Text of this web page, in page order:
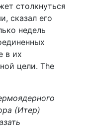
столкнуться
сказал его
недель
в их
цели. The
(Итер)